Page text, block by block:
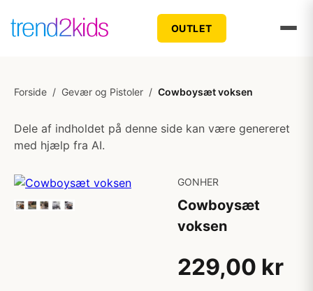
OUTLET
Forside / Gevær og Pistoler / Cowboysæt voksen
Dele af indholdet på denne side kan være genereret
med hjælp fra AI.
GONHER
Cowboysæt
voksen
229,00 kr